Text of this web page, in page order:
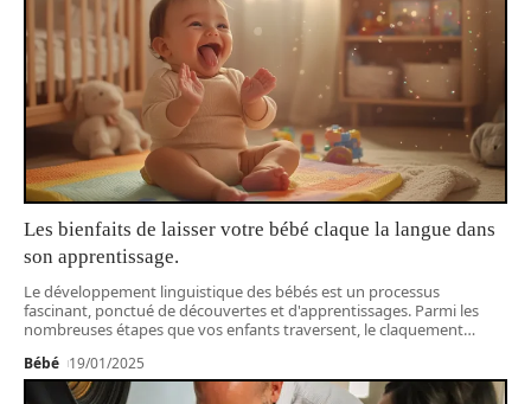
Les bienfaits de laisser votre bébé claque la langue dans
son apprentissage.
Le développement linguistique des bébés est un processus
fascinant, ponctué de découvertes et d'apprentissages. Parmi les
nombreuses étapes que vos enfants traversent, le claquement…
Bébé 19/01/2025